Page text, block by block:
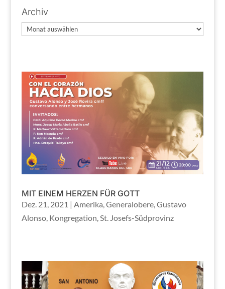
Archiv
Archiv
MIT EINEM HERZEN FÜR GOTT
Dez. 21, 2021 | Amerika Generalobere, Gustavo
Alonso, Kongregation St. Josefs-Südprovinz